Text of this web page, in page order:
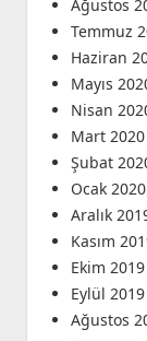
Ağustos
Temmuz
Haziran
Mayıs
Nisan
Mart 2020
Şubat
Ocak 2020
Aralık
Kasım
Ekim 2019
Eylül 2019
Ağustos